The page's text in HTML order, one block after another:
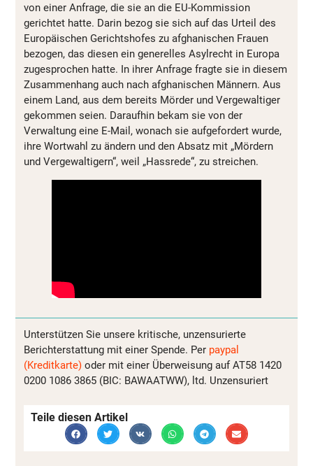
von einer Anfrage, die sie an die EU-Kommission
gerichtet hatte. Darin bezog sie sich auf das Urteil des
Europäischen Gerichtshofes zu afghanischen Frauen
bezogen, das diesen ein generelles Asylrecht in Europa
zugesprochen hatte. In ihrer Anfrage fragte sie in diesem
Zusammenhang auch nach afghanischen Männern. Aus
einem Land, aus dem bereits Mörder und Vergewaltiger
gekommen seien. Daraufhin bekam sie von der
Verwaltung eine E-Mail, wonach sie aufgefordert wurde,
ihre Wortwahl zu ändern und den Absatz mit „Mördern
und Vergewaltigern“, weil „Hassrede“, zu streichen.
Unterstützen Sie unsere kritische, unzensurierte
Berichterstattung mit einer Spende. Per paypal
(Kreditkarte) oder mit einer Überweisung auf AT58 1420
0200 1086 3865 (BIC: BAWAATWW), ltd. Unzensuriert
Teile diesen Artikel